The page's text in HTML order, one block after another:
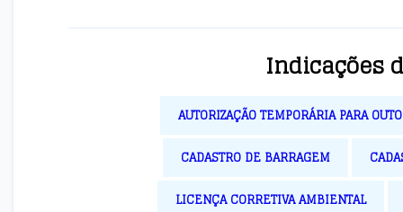
Indicações
AUTORIZAÇÃO TEMPORÁRIA PARA
CADASTRO DE BARRAGEM
LICENÇA CORRETIVA AMBIENTAL